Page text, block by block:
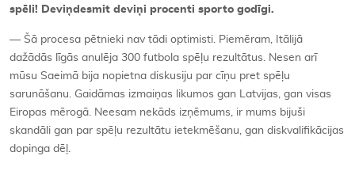
spēli! Deviņdesmit deviņi procenti sporto godīgi.
— Šā procesa pētnieki nav tādi optimisti. Piemēram, Itālijā
dažādās līgās anulēja 300 futbola spēļu rezultātus. Nesen arī
mūsu Saeimā bija nopietna diskusiju par cīņu pret spēļu
sarunāšanu. Gaidāmas izmaiņas likumos gan Latvijas, gan visas
Eiropas mērogā. Neesam nekāds izņēmums, ir mums bijuši
skandāli gan par spēļu rezultātu ietekmēšanu, gan diskvalifikācijas
dopinga dēļ.